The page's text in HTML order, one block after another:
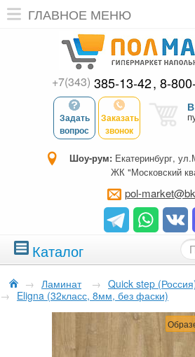
ГЛАВНОЕ МЕНЮ
+7(343) 385-13-42 8-
Задать
вопрос
Заказать
звонок
Шоу-рум: Екатеринбург,
ЖК "Московский
pol-
Каталог
→ Ламинат → Quick step
→ Eligna (32класс, 8мм, без фаски)